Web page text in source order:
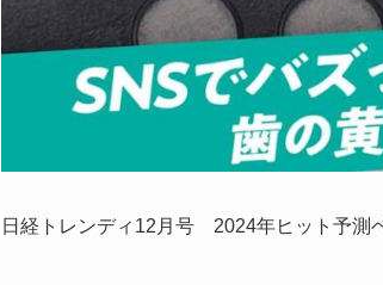
日経トレンディ12月号 2024年ヒット予測